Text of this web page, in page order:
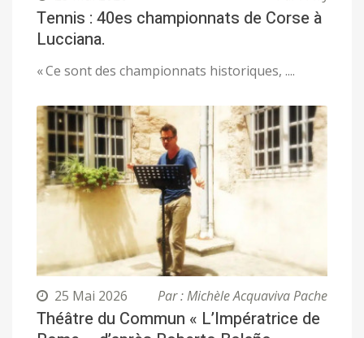
Tennis : 40es championnats de Corse à
Lucciana.
« Ce sont des championnats historiques, ....
25 Mai 2026 Par : Michèle Acquaviva Pache
Théâtre du Commun « L’Impératrice de